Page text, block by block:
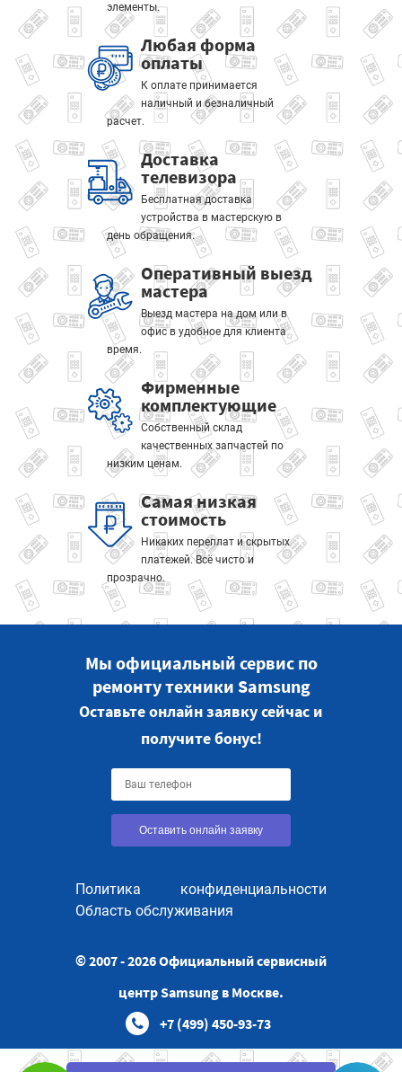
элементы.
Любая форма
оплаты
К оплате принимается
наличный и безналичный
расчет.
Доставка
телевизора
Бесплатная доставка
устройства в мастерскую в
день обращения.
Оперативный выезд
мастера
Выезд мастера на дом или в
офис в удобное для клиента
время.
Фирменные
комплектующие
Собственный склад
качественных запчастей по
низким ценам.
Самая низкая
стоимость
Никаких переплат и скрытых
платежей. Всё чисто и
прозрачно.
Мы официальный сервис по
ремонту техники Samsung
Оставьте онлайн заявку сейчас и
получите бонус!
Оставить онлайн заявку
Политика конфиденциальности
Область обслуживания
© 2007 - 2026 Официальный сервисный
центр Samsung в Москве.
+7 (499) 450-93-73